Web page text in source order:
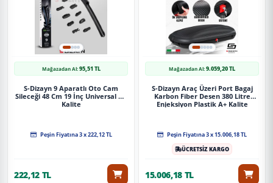
Mağazadan Al:95,51 TL
S-Dizayn 9 Aparatlı Oto Cam
Sileceği 48 Cm 19 İnç Universal A+
Kalite
Peşin Fiyatına 3 x 222,12 TL
222,12 TL
Mağazadan Al:9.059,20 TL
S-Dizayn Araç Üzeri Port Bagaj
Karbon Fiber Desen 380 Litre
Enjeksiyon Plastik A+ Kalite
Peşin Fiyatına 3 x 15.006,18 TL
ÜCRETSİZ KARGO
15.006,18 TL